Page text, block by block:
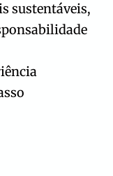
sustentáveis,